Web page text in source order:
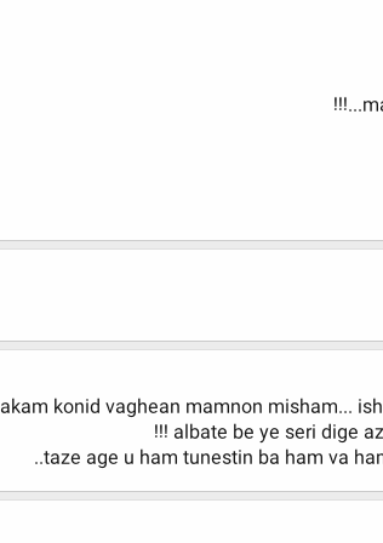
konid vaghean mamnon misham...
!!! albate be ye seri dige
taze age u ham tunestin ba ham va